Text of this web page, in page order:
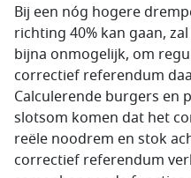
Bij een nóg hogere
richting 40% kan gaan,
bijna onmogelijk, om
correctief referendum
Calculerende burgers en
slotsom komen dat het
reële noodrem en stok
correctief referendum